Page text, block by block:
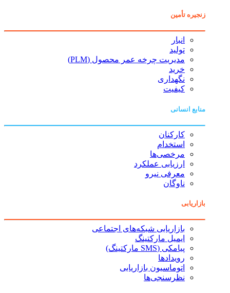
زنجیره تأمین
انبار
تولید
مدیریت چرخه عمر محصول (PLM)
خرید
نگهداری
کیفیت
منابع انسانی
کارکنان
استخدام
مرخصی‌ها
ارزیابی عملکرد
معرفی نیرو
ناوگان
بازاریابی
بازاریابی شبکه‌های اجتماعی
ایمیل مارکتینگ
پیامکی (SMS مارکتینگ)
رویدادها
اتوماسیون بازاریابی
نظرسنجی‌ها